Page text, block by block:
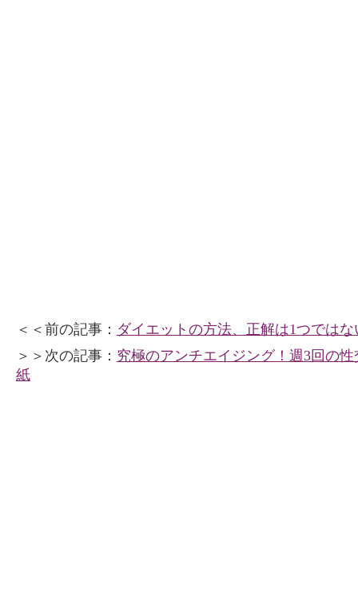
＜＜前の記事： ダイエットの方法、正解は1つでは
＞＞次の記事： 究極のアンチエイジング！週3回の
紙